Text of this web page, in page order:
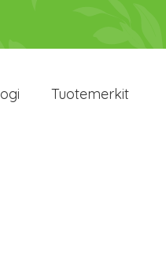
Tuotemerkit